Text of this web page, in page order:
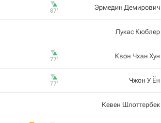
Эрмедин Демирович
87‎’‎
Лукас Кюблер
Квон Чхан Хун
77‎’‎
Чжон У Ён
77‎’‎
Кевен Шлоттербек